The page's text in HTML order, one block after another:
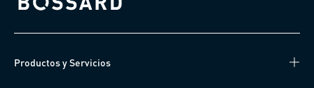
Bossard homepage
Productos y Servicios